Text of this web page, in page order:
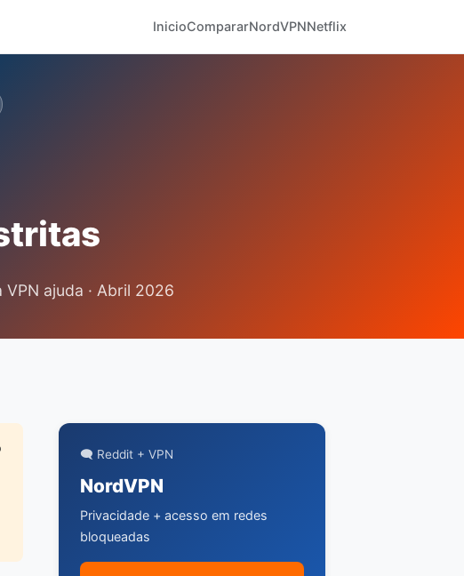
InicioCompararNordVPNNetflix
ajuda · Abril 2026
🗨️ Reddit + VPN
NordVPN
Privacidade + acesso em redes
bloqueadas